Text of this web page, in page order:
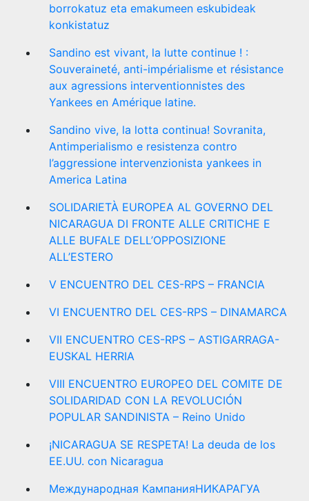
borrokatuz eta emakumeen eskubideak
konkistatuz
Sandino est vivant, la lutte continue ! :
Souveraineté, anti-impérialisme et résistance
aux agressions interventionnistes des
Yankees en Amérique latine.
Sandino vive, la lotta continua! Sovranita,
Antimperialismo e resistenza contro
l’aggressione intervenzionista yankees in
America Latina
SOLIDARIETÀ EUROPEA AL GOVERNO DEL
NICARAGUA DI FRONTE ALLE CRITICHE E
ALLE BUFALE DELL’OPPOSIZIONE
ALL’ESTERO
V ENCUENTRO DEL CES-RPS – FRANCIA
VI ENCUENTRO DEL CES-RPS – DINAMARCA
VII ENCUENTRO CES-RPS – ASTIGARRAGA-
EUSKAL HERRIA
VIII ENCUENTRO EUROPEO DEL COMITE DE
SOLIDARIDAD CON LA REVOLUCIÓN
POPULAR SANDINISTA – Reino Unido
¡NICARAGUA SE RESPETA! La deuda de los
EE.UU. con Nicaragua
Международная КампанияНИКАРАГУА